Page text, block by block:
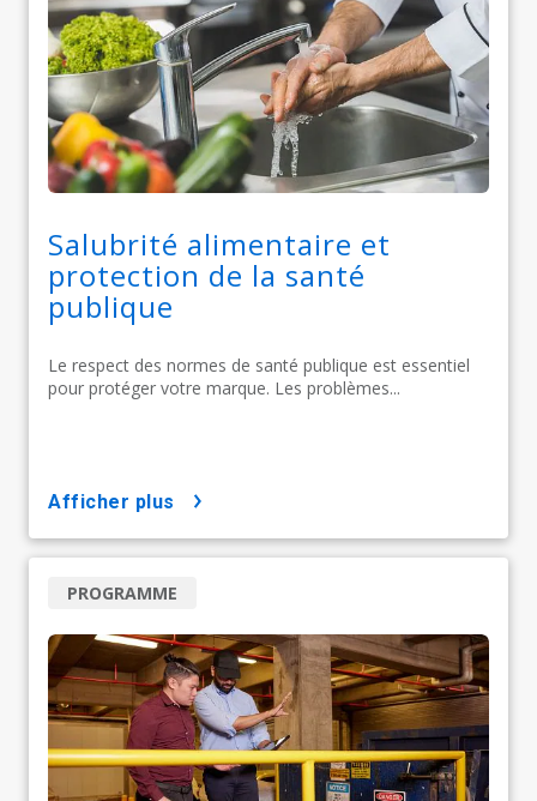
Salubrité alimentaire et
protection de la santé
publique
Le respect des normes de santé publique est essentiel
pour protéger votre marque. Les problèmes...
afficher plus
PROGRAMME